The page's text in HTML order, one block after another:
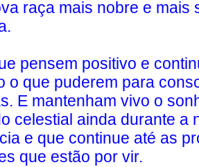
raça mais nobre e mais
pensem positivo e
o que puderem para
E mantenham vivo o
celestial ainda durante a
e que continue até as
que estão por vir.